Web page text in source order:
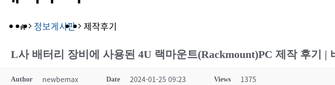
정보게시판 제작후기
L사 배터리 장비에 사용된 4U 랙마운트(Rackmount)PC 제작 후기 |
Author newbemax Date 2024-01-25 09:23 Views 1375